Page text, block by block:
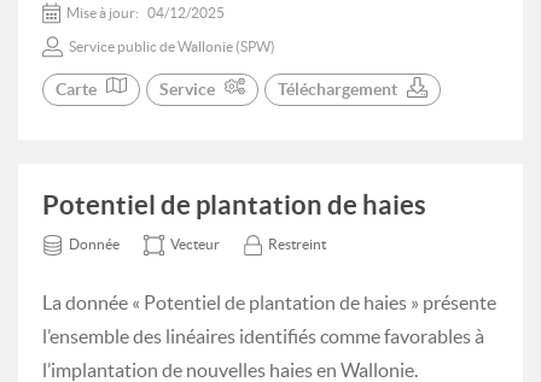
Mise à jour: 04/12/2025
Service public de Wallonie (SPW)
Carte Service Téléchargement
Potentiel de plantation de haies
Donnée Vecteur Restreint
La donnée « Potentiel de plantation de haies » présente
l’ensemble des linéaires identifiés comme favorables à
l’implantation de nouvelles haies en Wallonie.